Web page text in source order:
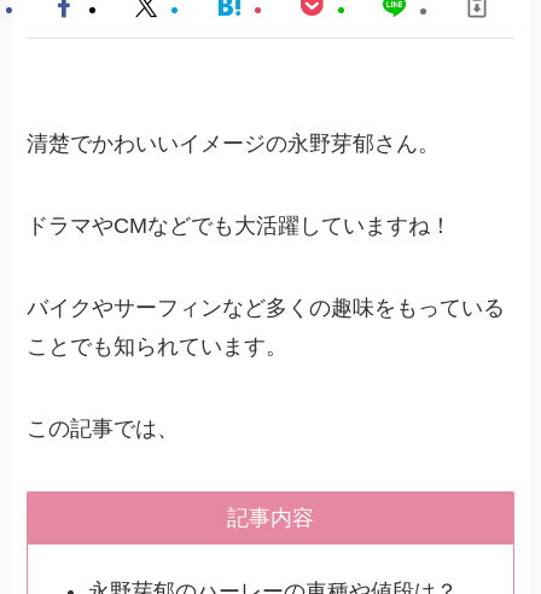
清楚でかわいいイメージの永野芽郁さん。
ドラマやCMなどでも大活躍していますね！
バイクやサーフィンなど多くの趣味をもっている
ことでも知られています。
この記事では、
記事内容